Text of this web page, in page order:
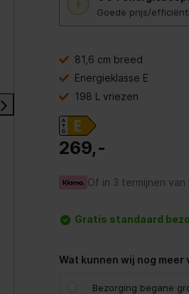
Goede prijs/
knop
opent
voor
energiebesparing.
81,6 cm breed
Energieklasse E
198 L vriezen
269,-
Of in 3 termijnen
Gratis standaard
Wat kunnen wij nog meer
Bezorging begane